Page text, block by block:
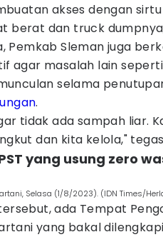
akses dengan
berat dan truck
Pemkab Sleman juga
agar masalah lain
selama
.
tidak ada sampah liar.
dan kita kelola,"
yang usung zero
Selasa (1/8/2023). (IDN Times/
ada Tempat
yang bakal